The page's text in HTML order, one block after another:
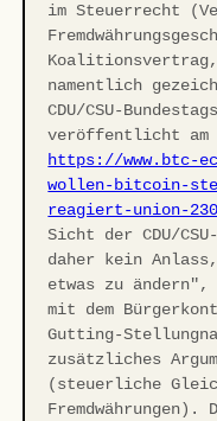
im Steuerrecht
namentlich
CDU/CSU-
veröffentlicht am
https://www.btc-
wollen-bitcoin-
reagiert-union-
Sicht der CDU/
daher kein
etwas zu
mit dem
Gutting-
zusätzliches
(steuerliche